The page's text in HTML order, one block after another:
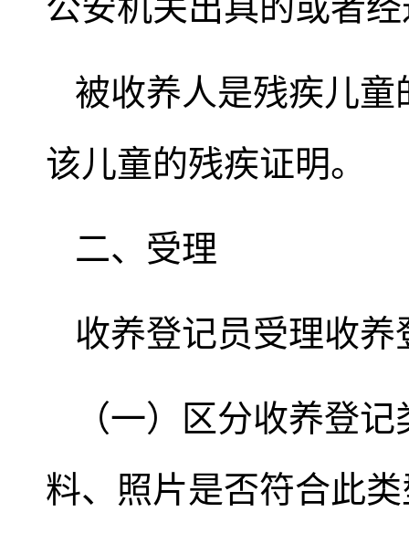
被收养人是残疾儿
该儿童的残疾证明。
二、受理
收养登记员受理收
（一）区分收养登
料、照片是否符合此